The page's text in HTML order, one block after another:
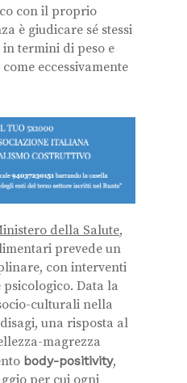
con il proprio
è giudicare sé stessi
in termini di peso e
eccessivamente
della Salute,
prevede un
con interventi
Data la
culturali nella
una risposta al
magrezza
body-positivity,
per cui ogni